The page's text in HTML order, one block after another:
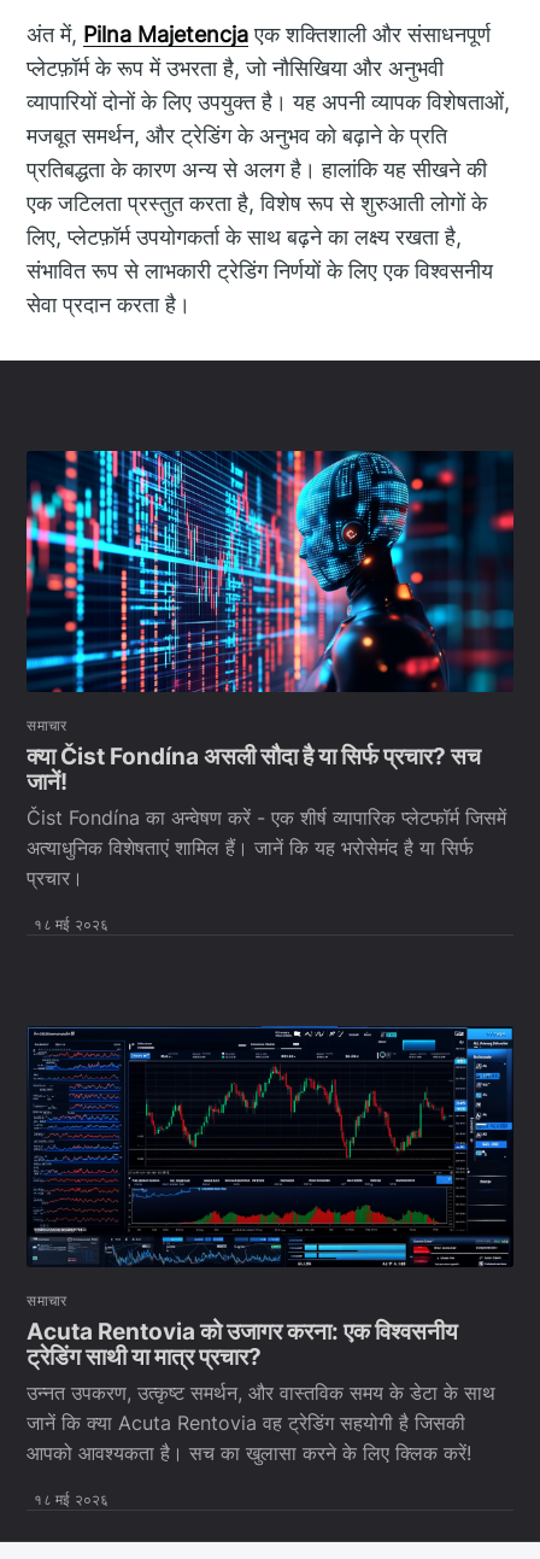
अंत में, Pilna Majetencjaएक शक्तिशाली और संसाधनपूर्ण
प्लेटफ़ॉर्म के रूप में उभरता है, जो नौसिखिया और अनुभवी
व्यापारियों दोनों के लिए उपयुक्त है। यह अपनी व्यापक विशेषताओं,
मजबूत समर्थन, और ट्रेडिंग के अनुभव को बढ़ाने के प्रति
प्रतिबद्धता के कारण अन्य से अलग है। हालांकि यह सीखने की
एक जटिलता प्रस्तुत करता है, विशेष रूप से शुरुआती लोगों के
लिए, प्लेटफ़ॉर्म उपयोगकर्ता के साथ बढ़ने का लक्ष्य रखता है,
संभावित रूप से लाभकारी ट्रेडिंग निर्णयों के लिए एक विश्वसनीय
सेवा प्रदान करता है।
समाचार
क्या Čist Fondína असली सौदा है या सिर्फ प्रचार? सच
जानें!
Čist Fondína का अन्वेषण करें - एक शीर्ष व्यापारिक प्लेटफॉर्म जिसमें
अत्याधुनिक विशेषताएं शामिल हैं। जानें कि यह भरोसेमंद है या सिर्फ
प्रचार।
१८ मई २०२६
समाचार
Acuta Rentovia को उजागर करना: एक विश्वसनीय
ट्रेडिंग साथी या मात्र प्रचार?
उन्नत उपकरण, उत्कृष्ट समर्थन, और वास्तविक समय के डेटा के साथ
जानें कि क्या Acuta Rentovia वह ट्रेडिंग सहयोगी है जिसकी
आपको आवश्यकता है। सच का खुलासा करने के लिए क्लिक करें!
१८ मई २०२६